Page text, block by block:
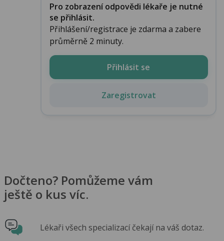
Pro zobrazení odpovědi lékaře je nutné
se přihlásit.
Přihlášení/registrace je zdarma a zabere
průměrně 2 minuty.
Přihlásit se
Zaregistrovat
Dočteno? Pomůžeme vám
ještě o kus víc.
Lékaři všech specializací čekají na váš dotaz.